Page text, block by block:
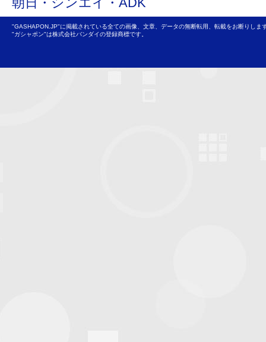
"GASHAPON.JP"に掲載されている全ての画像、文章、データの無断転用、転載をお断りしま
"ガシャポン"は株式会社バンダイの登録商標です。